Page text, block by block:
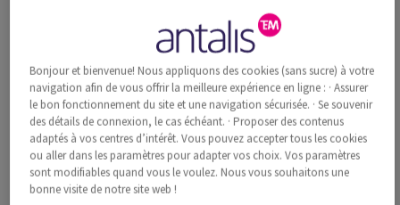
Image, Impact, superblanc, sans bois ECF, 200g/m2, 650mm x 920mm,
BE, Paquet de 200 feuilles, FSC Mix Credit
Information additionnelle
Recommander ce produit
Prix catalogue TVA incl.
CHF 1'611.34 34.89% Rabais
à partir de
Bonjour et bienvenue! Nous appliquons des cookies (sans sucre) à votre
navigation afin de vous offrir la meilleure expérience en ligne : · Assurer
le bon fonctionnement du site et une navigation sécurisée. · Se souvenir
des détails de connexion, le cas échéant. · Proposer des contenus
adaptés à vos centres d’intérêt. Vous pouvez accepter tous les cookies
ou aller dans les paramètres pour adapter vos choix. Vos paramètres
sont modifiables quand vous le voulez. Nous vous souhaitons une
bonne visite de notre site web !